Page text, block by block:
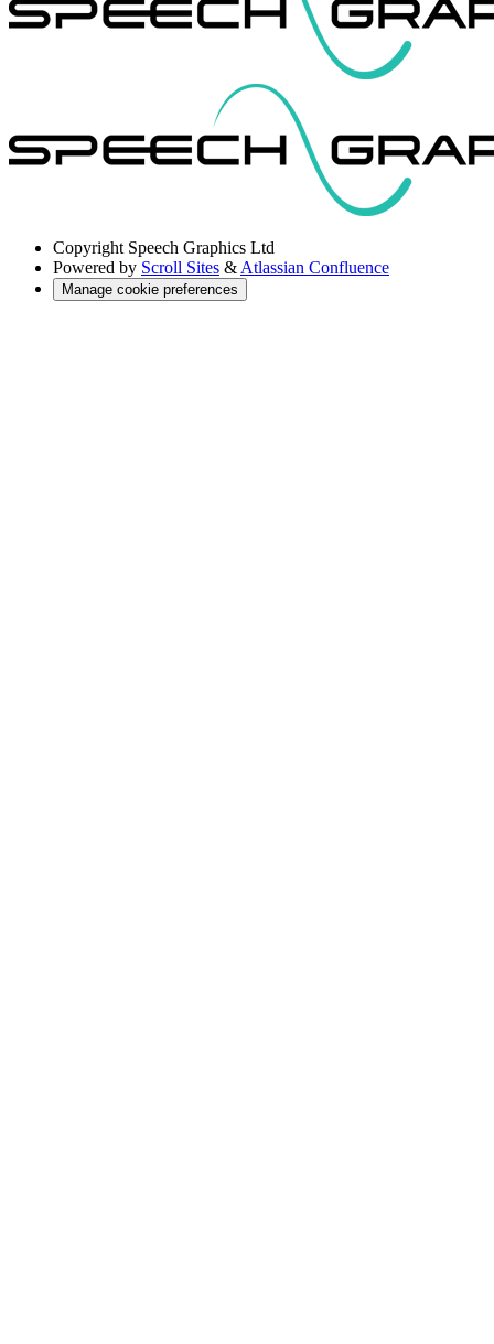
Copyright Speech Graphics Ltd
Powered by Scroll Sites & Atlassian Confluence
Manage cookie preferences